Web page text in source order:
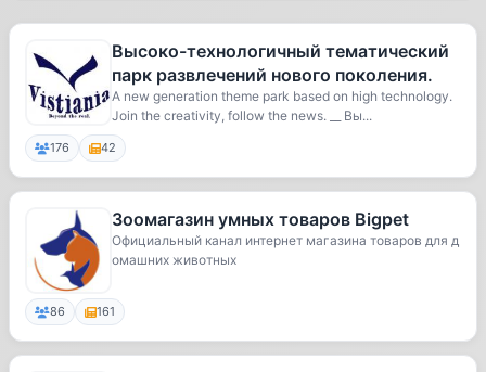
Высоко-технологичный тематический
парк развлечений нового поколения.
A new generation theme park based on high technology.
Join the creativity, follow the news. __ Вы...
176 42
Зоомагазин умных товаров Bigpet
Официальный канал интернет магазина товаров для д
омашних животных
86 161